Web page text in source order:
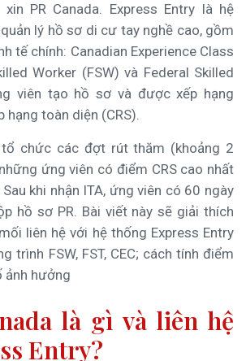
PR Canada. Express Entry là hệ
lý hồ sơ di cư tay nghề cao, gồm
tế chính: Canadian Experience Class
Worker (FSW) và Federal Skilled
viên tạo hồ sơ và được xếp hạng
hạng toàn diện (CRS).
tổ chức các đợt rút thăm (khoảng 2
ứng viên có điểm CRS cao nhất
khi nhận ITA, ứng viên có 60 ngày
hồ sơ PR. Bài viết này sẽ giải thích
liên hệ với hệ thống Express Entry
trình FSW, FST, CEC; cách tính điểm
ảnh hưởng
là gì và liên hệ
Entry?